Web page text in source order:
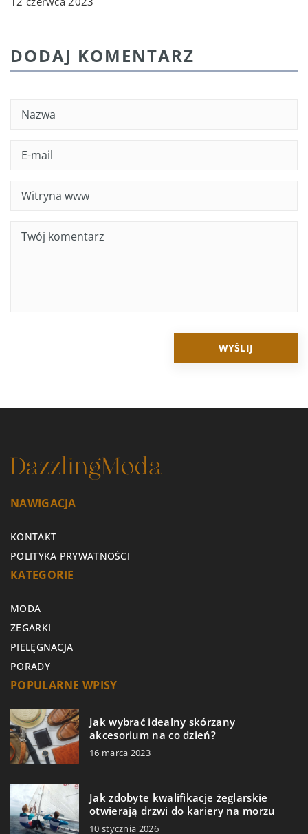
DODAJ KOMENTARZ
NAWIGACJA
KONTAKT
POLITYKA PRYWATNOŚCI
KATEGORIE
MODA
ZEGARKI
PIELĘGNACJA
PORADY
POPULARNE WPISY
Jak wybrać idealny skórzany
akcesorium na co dzień?
16 marca 2023
Jak zdobyte kwalifikacje żeglarskie
otwierają drzwi do kariery na morzu
10 stycznia 2026